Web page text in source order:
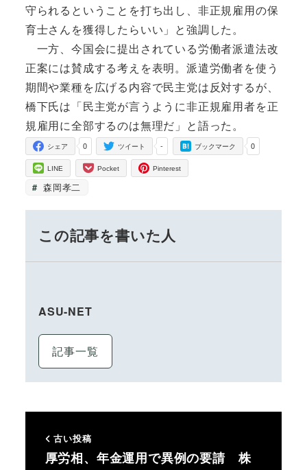
守られるということを打ち出し、非正規雇用の保
育士さんを獲得したらいい」と強調した。
一方、今国会に提出されている労働者派遣法改
正案には賛成する考えを表明。派遣労働者を使う
期間や業種を広げる内容で民主党は反対するが、
橋下氏は「民主党が言うように非正規雇用者を正
規雇用に全部するのは無理だ」と語った。
0
シェア -
ツイート 0
ブックマーク
LINE Pocket Pinterest
森岡孝二
この記事を書いた人
ASU-NET
記事一覧
古い投稿
厚労相、年金運用で異例の要請 株